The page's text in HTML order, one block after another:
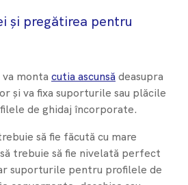
și pregătirea pentru
monta cutia ascunsă deasupra
și va fixa suporturile sau plăcile
de ghidaj încorporate.
să fie făcută cu mare
trebuie să fie nivelată perfect
suporturile pentru profilele de